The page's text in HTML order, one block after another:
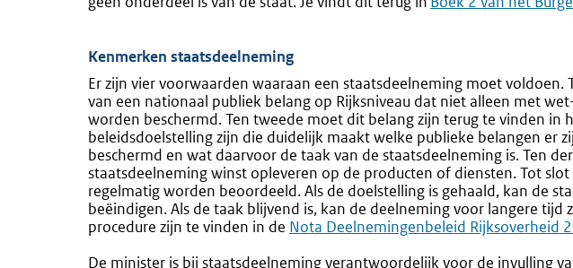
Kenmerken staatsdeelneming
Er zijn vier voorwaarden waaraan een staatsdeelneming moet voldoen.
van een nationaal publiek belang op Rijksniveau dat niet alleen met
worden beschermd. Ten tweede moet dit belang zijn terug te vinden in
beleidsdoelstelling zijn die duidelijk maakt welke publieke belangen er
beschermd en wat daarvoor de taak van de staatsdeelneming is. Ten
staatsdeelneming winst opleveren op de producten of diensten. Tot
regelmatig worden beoordeeld. Als de doelstelling is gehaald, kan de
beëindigen. Als de taak blijvend is, kan de deelneming voor langere tijd
procedure zijn te vinden in de Externe
Nota Deelnemingenbeleid Rijksoverheid
De minister is bij staatsdeelneming verantwoordelijk voor de invulling